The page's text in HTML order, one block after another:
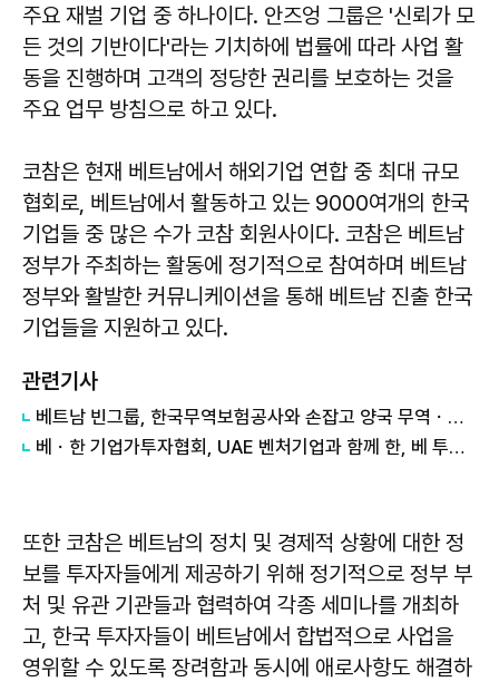
주요 재벌 기업 중 하나이다. 안즈엉 그룹은 '신뢰가 모
든 것의 기반이다'라는 기치하에 법률에 따라 사업 활
동을 진행하며 고객의 정당한 권리를 보호하는 것을
주요 업무 방침으로 하고 있다.
코참은 현재 베트남에서 해외기업 연합 중 최대 규모
협회로, 베트남에서 활동하고 있는 9000여개의 한국
기업들 중 많은 수가 코참 회원사이다. 코참은 베트남
정부가 주최하는 활동에 정기적으로 참여하며 베트남
정부와 활발한 커뮤니케이션을 통해 베트남 진출 한국
기업들을 지원하고 있다.
관련기사
베트남 빈그룹, 한국무역보험공사와 손잡고 양국 무역ㆍ투자 발전 지원
베ㆍ한 기업가투자협회, UAE 벤처기업과 함께 한, 베 투자 기회 모색
또한 코참은 베트남의 정치 및 경제적 상황에 대한 정
보를 투자자들에게 제공하기 위해 정기적으로 정부 부
처 및 유관 기관들과 협력하여 각종 세미나를 개최하
고, 한국 투자자들이 베트남에서 합법적으로 사업을
영위할 수 있도록 장려함과 동시에 애로사항도 해결하